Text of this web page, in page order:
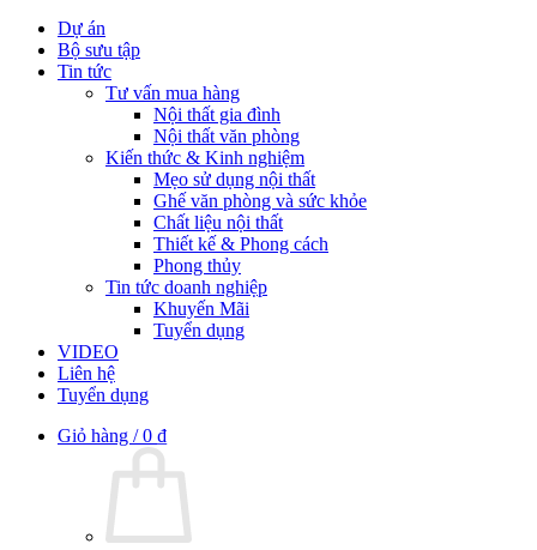
Dự án
Bộ sưu tập
Tin tức
Tư vấn mua hàng
Nội thất gia đình
Nội thất văn phòng
Kiến thức & Kinh nghiệm
Mẹo sử dụng nội thất
Ghế văn phòng và sức khỏe
Chất liệu nội thất
Thiết kế & Phong cách
Phong thủy
Tin tức doanh nghiệp
Khuyến Mãi
Tuyển dụng
VIDEO
Liên hệ
Tuyển dụng
Giỏ hàng /0 ₫